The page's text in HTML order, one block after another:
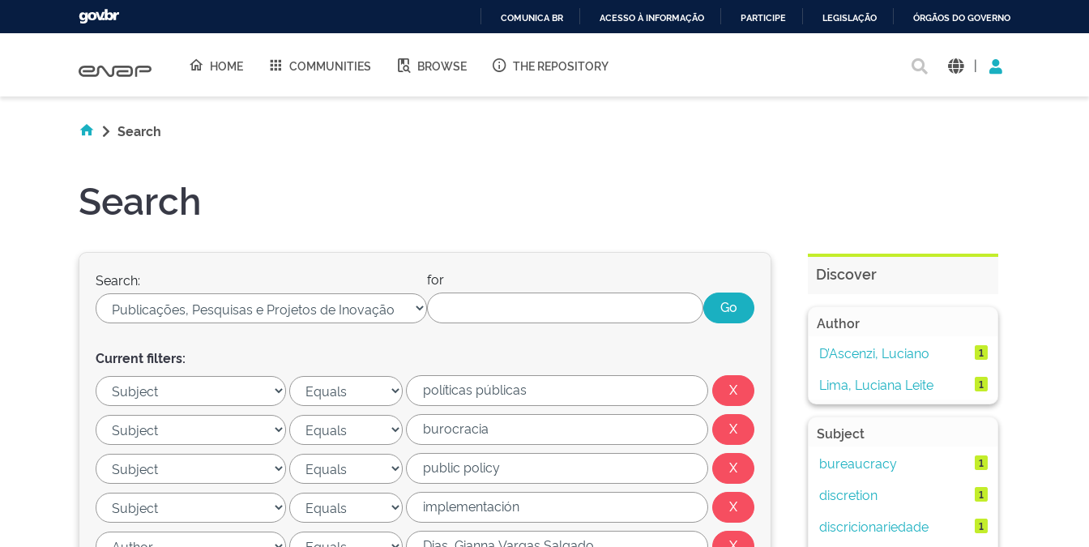
O
COMUNICA BR ACESSO À INFORMAÇÃO PARTICIPE LEGISLAÇÃO ÓRGÃOS DO GOVERNO
HOME COMMUNITIES BROWSE THE REPOSITORY |
Search
Search
Search: for
Current filters:
Discover
Author
D’Ascenzi, Luciano
1
Lima, Luciana Leite 1
Subject
bureaucracy
1
discretion 1
discricionariedade 1